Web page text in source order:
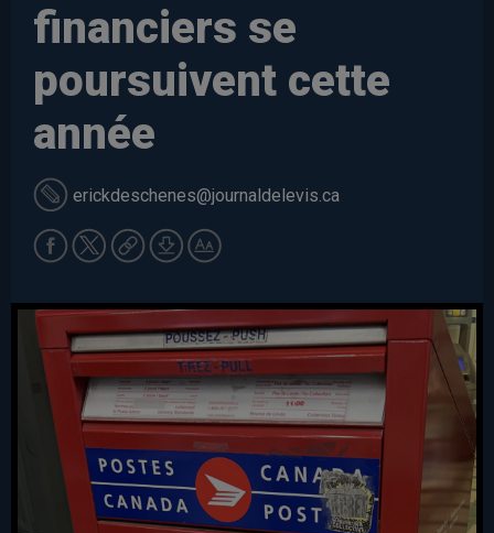
financiers se
poursuivent cette
année
erickdeschenes@journaldelevis.ca